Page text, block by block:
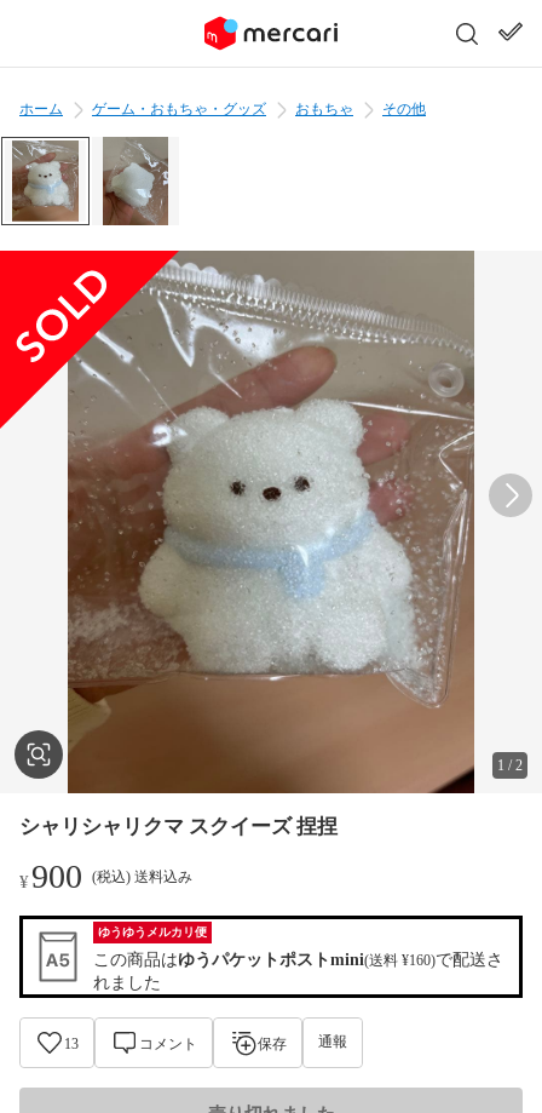
ホーム ゲーム・おもちゃ・グッズ おもちゃ その他
1 /2
シャリシャリクマ スクイーズ 捏捏
¥900 (税込) 送料込み
ゆうゆうメルカリ便
この商品はゆうパケットポストmini(送料 ¥160)で配送さ
れました
13 コメント 保存 通報